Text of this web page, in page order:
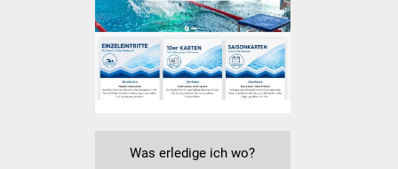
Was erledige ich wo?